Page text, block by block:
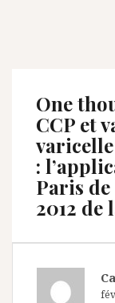
One
CCP et
:
Paris
2012 de